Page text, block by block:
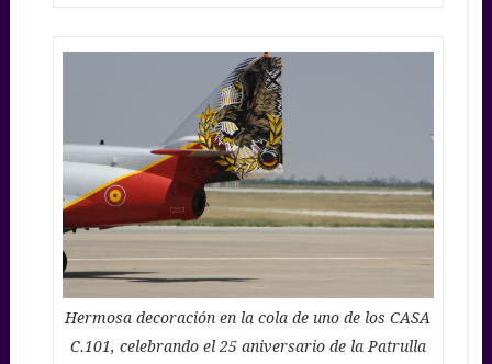
Hermosa decoración en la cola de uno de los CASA
C.101, celebrando el 25 aniversario de la Patrulla